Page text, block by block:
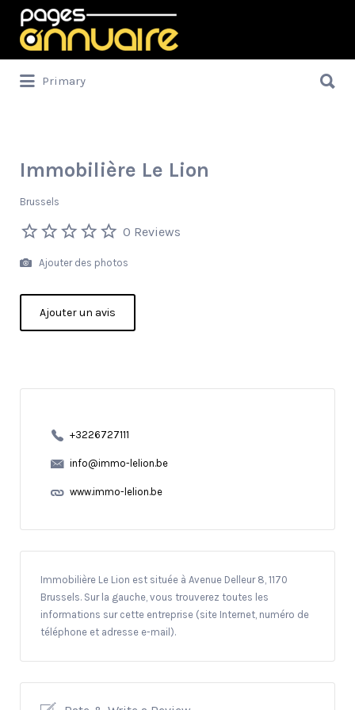
Rechercher:
Primary
Immobilière Le Lion
Brussels
0 Reviews
Ajouter des photos
Ajouter un avis
+3226727111
info@immo-lelion.be
www.immo-lelion.be
Immobilière Le Lion est située à Avenue Delleur 8, 1170
Brussels. Sur la gauche, vous trouverez toutes les
informations sur cette entreprise (site Internet, numéro de
téléphone et adresse e-mail).